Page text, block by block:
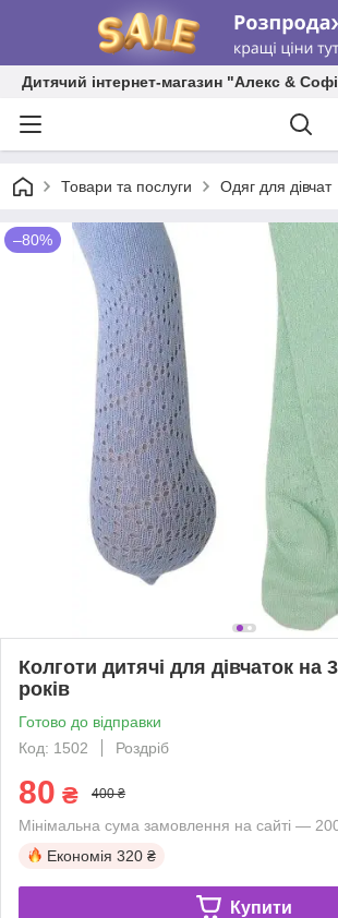
Дитячий інтернет-магазин "Алекс &
Товари та послуги Одяг для дівчат
–80%
Колготи дитячі для дівчаток на
років
Готово до відправки
Код: 1502
Роздріб
80 ₴ 400 ₴
Мінімальна сума замовлення на сайті —
Економія 320 ₴
Купити